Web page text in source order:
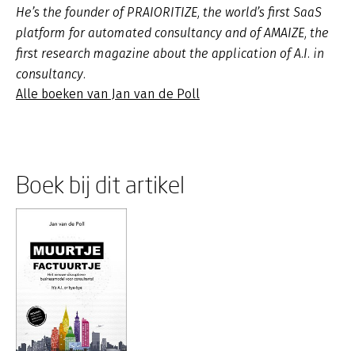
He’s the founder of PRAIORITIZE, the world’s first SaaS
platform for automated consultancy and of AMAIZE, the
first research magazine about the application of A.I. in
consultancy.
Alle boeken van Jan van de Poll
Boek bij dit artikel